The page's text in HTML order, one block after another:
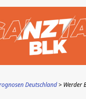
Deutschland Werder